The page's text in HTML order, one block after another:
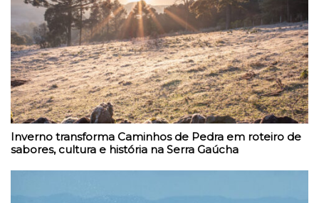
Inverno transforma Caminhos de Pedra em roteiro de
sabores, cultura e história na Serra Gaúcha